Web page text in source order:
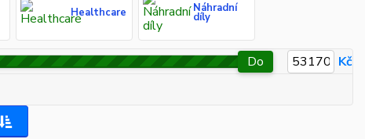
Healthcare Náhradní
díly
Do Kč